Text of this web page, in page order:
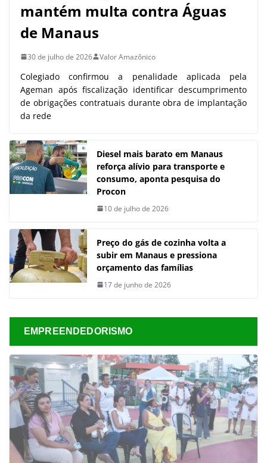
mantém multa contra Águas
de Manaus
30 de julho de 2026 Valor Amazônico
Colegiado confirmou a penalidade aplicada pela
Ageman após fiscalização identificar descumprimento
de obrigações contratuais durante obra de implantação
da rede
Diesel mais barato em Manaus
reforça alívio para transporte e
consumo, aponta pesquisa do
Procon
10 de julho de 2026
Preço do gás de cozinha volta a
subir em Manaus e pressiona
orçamento das famílias
17 de junho de 2026
EMPREENDEDORISMO